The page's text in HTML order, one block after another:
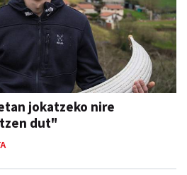
jokatzeko nire
dut"